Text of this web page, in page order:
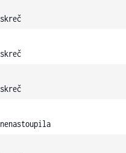
skreč
skreč
skreč
nenastoupila